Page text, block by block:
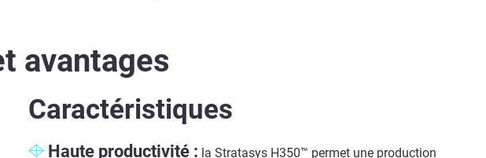
avantages
Caractéristiques
Haute productivité : la Stratasys H350™ permet une production